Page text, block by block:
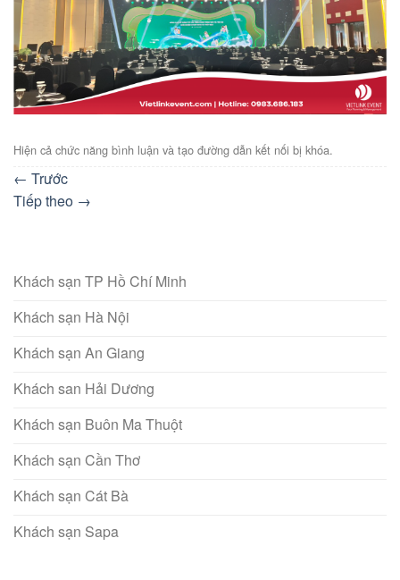
Hiện cả chức năng bình luận và tạo đường dẫn kết nối bị khóa.
← Trước
Tiếp theo →
Khách sạn TP Hồ Chí Minh
Khách sạn Hà Nội
Khách sạn An Giang
Khách san Hải Dương
Khách sạn Buôn Ma Thuột
Khách sạn Cần Thơ
Khách sạn Cát Bà
Khách sạn Sapa